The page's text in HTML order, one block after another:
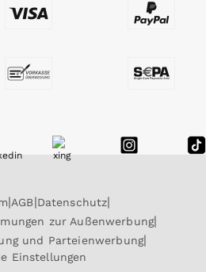
AGB Datenschutz
zur Außenwerbung
und Parteienwerbung
Einstellungen